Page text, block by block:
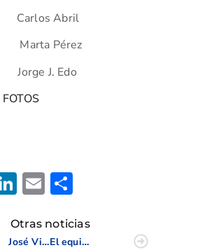
Carlos Abril
Marta Pérez
Jorge J. Edo
LinkedIn
Email
Otras noticias
José Vicente Pérez se adjudica el 26º Campeonato de la PGA de España
El equipo Sur renueva su victoria en la Levante Cup